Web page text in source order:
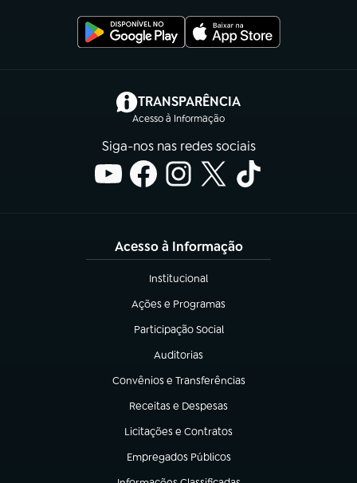
TRANSPARÊNCIA
Acesso à Informação
(abre em nova aba)
Siga-nos nas redes sociais
Acesso à Informação
Institucional
(abre em nova aba)
Ações e Programas
(abre em nova aba)
Participação Social
(abre em nova aba)
Auditorias
(abre em nova aba)
Convênios e Transferências
(abre em nova aba)
Receitas e Despesas
(abre em nova aba)
Licitações e Contratos
(abre em nova aba)
Empregados Públicos
(abre em nova aba)